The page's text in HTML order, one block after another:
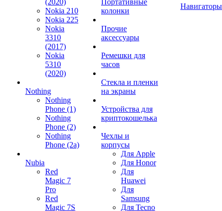
(2020)
Nokia 210
Nokia 225
Nokia
3310
(2017)
Nokia
5310
(2020)
Nothing
Nothing
Phone (1)
Nothing
Phone (2)
Nothing
Phone (2a)
Nubia
Red
Magic 7
Pro
Red
Magic 7S
Портативные
колонки
Прочие
аксессуары
Ремешки для
часов
Стекла и пленки
на экраны
Устройства для
криптокошелька
Чехлы и
корпусы
Для Apple
Для Honor
Для
Huawei
Для
Samsung
Для Tecno
Навигаторы